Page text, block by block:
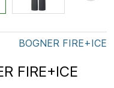
BOGNER FIRE+ICE
FIRE+ICE